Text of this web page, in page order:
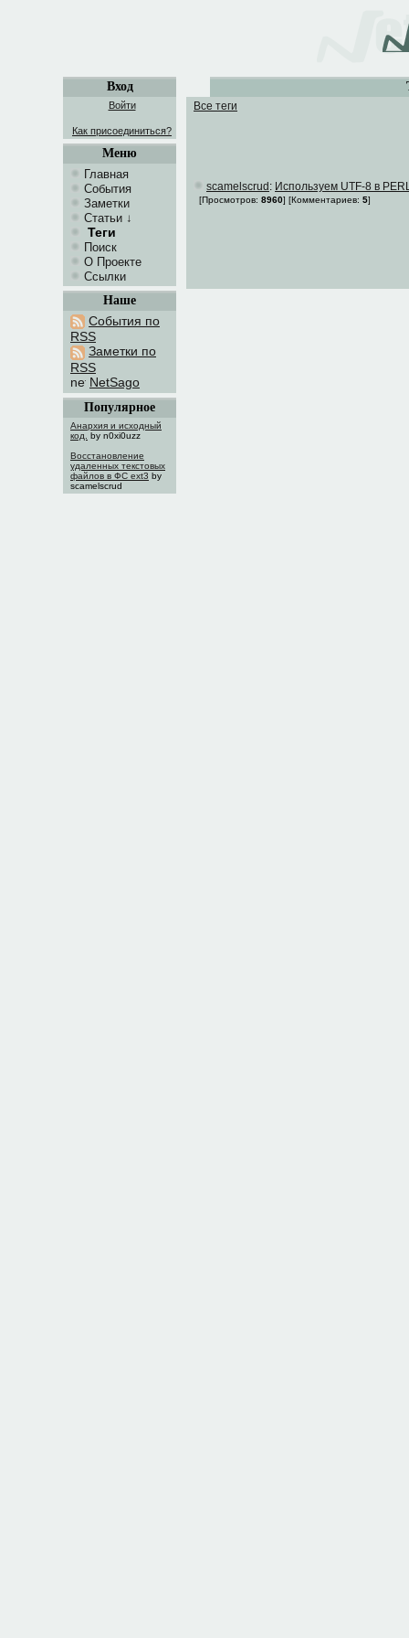
Вход
Войти
Как присоединиться?
Меню
Главная
События
Заметки
Статьи ↓
Теги
Поиск
О Проекте
Ссылки
Наше
События по
RSS
Заметки по
RSS
NetSago
Популярное
Анархия и исходный
код.
by n0xi0uzz
Восстановление
удаленных текстовых
файлов в ФС ext3 by
scamelscrud
Все теги
scamelscrud : Используем UTF-8 в
[Просмотров: 8960] [Комментариев: 5]